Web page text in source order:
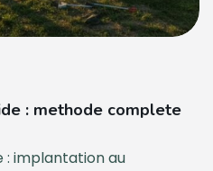
: methode complete
: implantation au